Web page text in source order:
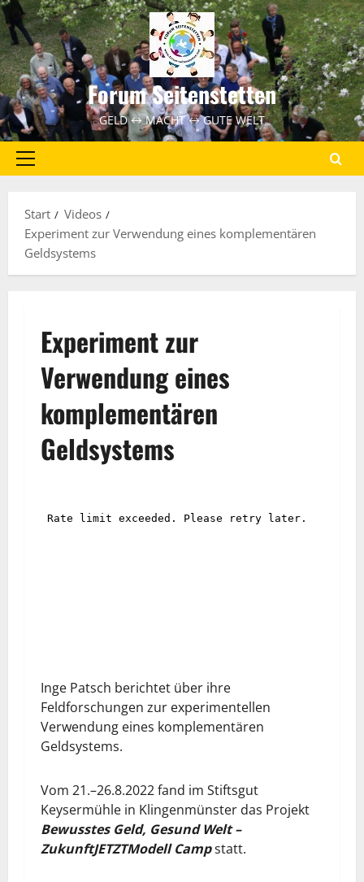
Zum
Inhalt
springen
Forum Seitenstetten
GELD ↔ MACHT ↔ GUTE WELT
Primäres
Start
Videos
Experiment zur Verwendung eines komplementären
Geldsystems
Experiment zur
Verwendung eines
komplementären
Geldsystems
Inge Patsch berichtet über ihre
Feldforschungen zur experimentellen
Verwendung eines komplementären
Geldsystems.
Vom 21.–26.8.2022 fand im Stiftsgut
Keysermühle in Klingenmünster das Projekt
Bewusstes Geld, Gesund Welt –
ZukunftJETZTModell Campstatt.